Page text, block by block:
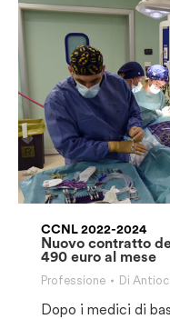
CCNL 2022-2024
Nuovo contratto
490 euro al mese
Professione Di
Dopo i medici di